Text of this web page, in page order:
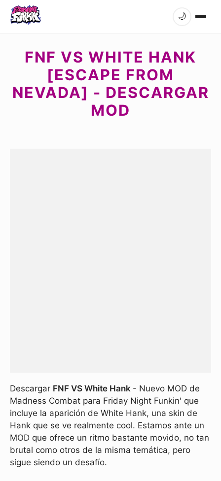
🌙
FNF VS WHITE HANK
[ESCAPE FROM
NEVADA] - DESCARGAR
MOD
Descargar FNF VS White Hank - Nuevo MOD de
Madness Combat para Friday Night Funkin' que
incluye la aparición de White Hank, una skin de
Hank que se ve realmente cool. Estamos ante un
MOD que ofrece un ritmo bastante movido, no tan
brutal como otros de la misma temática, pero
sigue siendo un desafío.